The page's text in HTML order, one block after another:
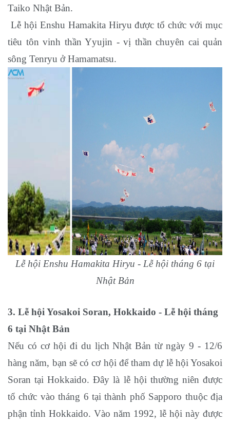
Taiko Nhật Bản.
Lễ hội Enshu Hamakita Hiryu được tổ chức với mục
tiêu tôn vinh thần Yyujin - vị thần chuyên cai quản
sông Tenryu ở Hamamatsu.
Lễ hội Enshu Hamakita Hiryu - Lễ hội tháng 6 tại
Nhật Bản
3. Lễ hội Yosakoi Soran, Hokkaido - Lễ hội tháng
6 tại Nhật Bản
Nếu có cơ hội đi du lịch Nhật Bản từ ngày 9 - 12/6
hàng năm, bạn sẽ có cơ hội để tham dự lễ hội Yosakoi
Soran tại Hokkaido. Đây là lễ hội thường niên được
tổ chức vào tháng 6 tại thành phố Sapporo thuộc địa
phận tỉnh Hokkaido. Vào năm 1992, lễ hội này được